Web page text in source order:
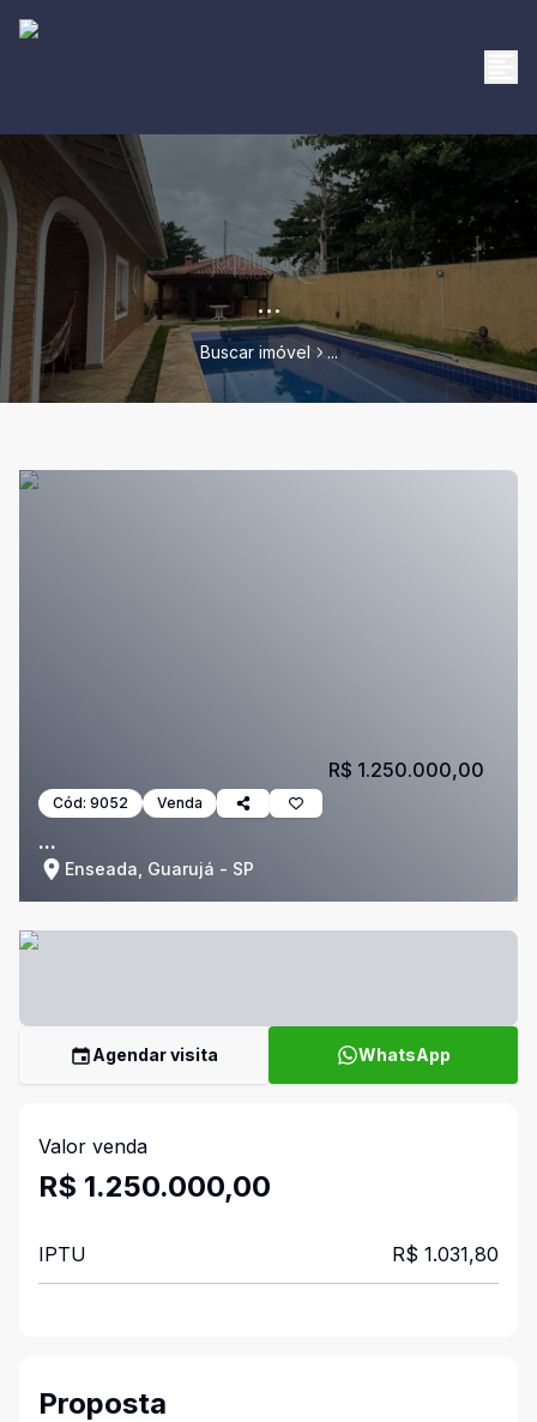
...
Buscar imóvel ...
Cód: 9052 Venda
...
Enseada, Guarujá - SP
R$ 1.250.000,00
Agendar visita WhatsApp
Valor venda
R$ 1.250.000,00
IPTU R$ 1.031,80
Proposta